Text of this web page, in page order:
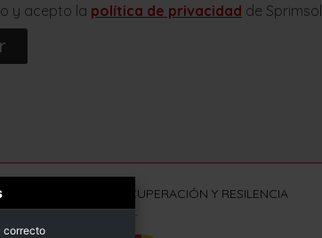
y acepto la política de privacidad de Sprimsol
MECANISMO DE RECUPERACIÓN Y RESILENCIA
correcto